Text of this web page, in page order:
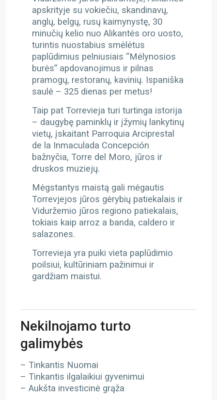
apskrityje su vokiečiu, skandinavų,
anglų, belgų, rusų kaimynystę, 30
minučių kelio nuo Alikantės oro uosto,
turintis nuostabius smėlėtus
paplūdimius pelniusiais “Mėlynosios
burės” apdovanojimus ir pilnas
pramogų, restoranų, kavinių. Ispaniška
saulė – 325 dienas per metus!
Taip pat Torrevieja turi turtinga istorija
– daugybę paminklų ir įžymių lankytinų
vietų, įskaitant Parroquia Arciprestal
de la Inmaculada Concepción
bažnyčia, Torre del Moro, jūros ir
druskos muziejų.
Mėgstantys maistą gali mėgautis
Torrevjejos jūros gėrybių patiekalais ir
Viduržemio jūros regiono patiekalais,
tokiais kaip arroz a banda, caldero ir
salazones.
Torrevieja yra puiki vieta paplūdimio
poilsiui, kultūriniam pažinimui ir
gardžiam maistui.
Nekilnojamo turto
galimybės
– Tinkantis Nuomai
– Tinkantis ilgalaikiui gyvenimui
– Aukšta investicinė grąža